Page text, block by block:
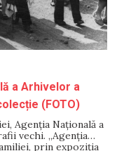
a Arhivelor a
(FOTO)
Agenția Națională a
vechi. „Agenția
prin expoziția